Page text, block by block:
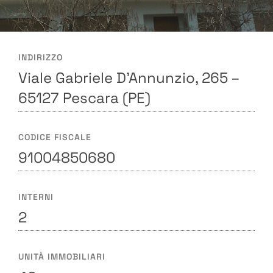
INDIRIZZO
Viale Gabriele D’Annunzio, 265 –
65127 Pescara (PE)
CODICE FISCALE
91004850680
INTERNI
2
UNITÀ IMMOBILIARI